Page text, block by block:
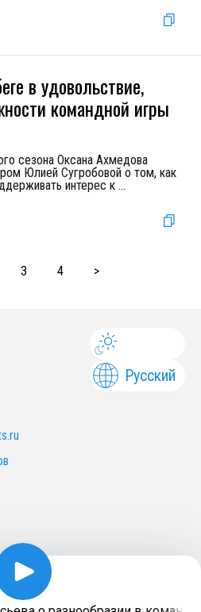
в удовольствие,
командной игры
сезона Оксана Ахмедова
Юлией Сугробовой о том, как
интерес к ...
3 4 >
Русский